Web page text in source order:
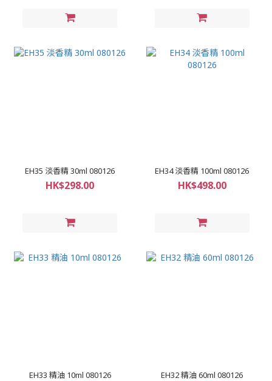
EH35 淡香精 30ml 080126
HK$298.00
EH34 淡香精 100ml 080126
HK$498.00
EH33 精油 10ml 080126 EH32 精油 60ml 080126